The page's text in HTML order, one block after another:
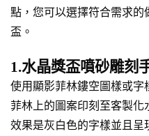
點，您可以選擇符合需求
盃。
1.水晶獎盃噴砂雕刻
使用顯影菲林鏤空圖樣或
菲林上的圖案印刻至客製
效果是灰白色的字樣並且